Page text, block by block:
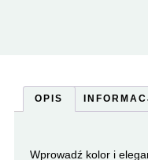
OPIS
Wprowadź kolor i